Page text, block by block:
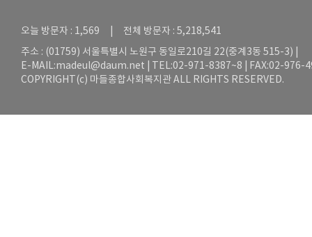
오늘 방문자 : 1,569 | 전체 방문자 : 5,218,541
주소 : (01759) 서울특별시 노원구 동일로210길 22(중계3동 515-3) |
E-MAIL:madeul@daum.net | TEL:02-971-8387~8 | FAX:02-976-
COPYRIGHT(c) 마들종합사회복지관 ALL RIGHTS RESERVED.